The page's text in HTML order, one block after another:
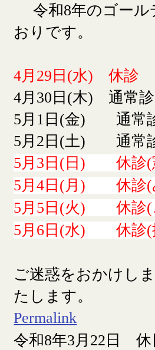
令和8年のゴール
おりです。
4月29日(水) 休診
4月30日(木) 通常
5月1日(金) 通常
5月2日(土) 通常
5月3日(日) 休診(
5月4日(月) 休診(
5月5日(火) 休診(
5月6日(水) 休診(
ご迷惑をおかけし
たします。
Permalink
令和8年3月22日